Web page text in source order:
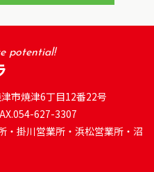
potential!
市焼津6丁目12番22号
627-3307
・掛川営業所・浜松営業所・沼